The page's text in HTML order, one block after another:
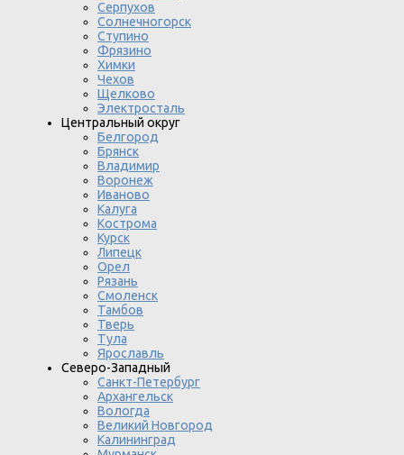
Серпухов
Солнечногорск
Ступино
Фрязино
Химки
Чехов
Щелково
Электросталь
Центральный округ
Белгород
Брянск
Владимир
Воронеж
Иваново
Калуга
Кострома
Курск
Липецк
Орел
Рязань
Смоленск
Тамбов
Тверь
Тула
Ярославль
Северо-Западный
Санкт-Петербург
Архангельск
Вологда
Великий Новгород
Калининград